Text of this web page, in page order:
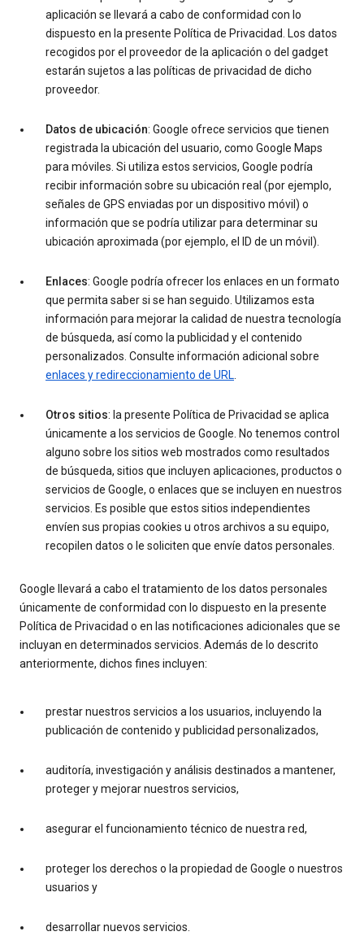
aplicación se llevará a cabo de conformidad con lo
dispuesto en la presente Política de Privacidad. Los datos
recogidos por el proveedor de la aplicación o del gadget
estarán sujetos a las políticas de privacidad de dicho
proveedor.
Datos de ubicación: Google ofrece servicios que tienen
registrada la ubicación del usuario, como Google Maps
para móviles. Si utiliza estos servicios, Google podría
recibir información sobre su ubicación real (por ejemplo,
señales de GPS enviadas por un dispositivo móvil) o
información que se podría utilizar para determinar su
ubicación aproximada (por ejemplo, el ID de un móvil).
Enlaces: Google podría ofrecer los enlaces en un formato
que permita saber si se han seguido. Utilizamos esta
información para mejorar la calidad de nuestra tecnología
de búsqueda, así como la publicidad y el contenido
personalizados. Consulte información adicional sobre
enlaces y redireccionamiento de URL
Otros sitios: la presente Política de Privacidad se aplica
únicamente a los servicios de Google. No tenemos control
alguno sobre los sitios web mostrados como resultados
de búsqueda, sitios que incluyen aplicaciones, productos o
servicios de Google, o enlaces que se incluyen en nuestros
servicios. Es posible que estos sitios independientes
envíen sus propias cookies u otros archivos a su equipo,
recopilen datos o le soliciten que envíe datos personales.
Google llevará a cabo el tratamiento de los datos personales
únicamente de conformidad con lo dispuesto en la presente
Política de Privacidad o en las notificaciones adicionales que se
incluyan en determinados servicios. Además de lo descrito
anteriormente, dichos fines incluyen:
prestar nuestros servicios a los usuarios, incluyendo la
publicación de contenido y publicidad personalizados,
auditoría, investigación y análisis destinados a mantener,
proteger y mejorar nuestros servicios,
asegurar el funcionamiento técnico de nuestra red,
proteger los derechos o la propiedad de Google o nuestros
usuarios y
desarrollar nuevos servicios.